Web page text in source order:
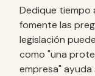
Dedique tiempo
fomente las
legislación
como "una
empresa" ayuda